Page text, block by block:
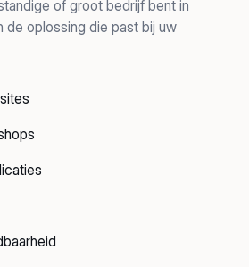
of groot bedrijf bent in
de oplossing die past bij uw